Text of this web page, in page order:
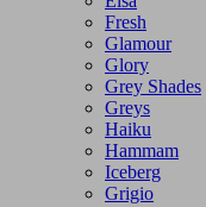
Fresh
Glamour
Glory
Grey Shades
Greys
Haiku
Hammam
Iceberg
Grigio